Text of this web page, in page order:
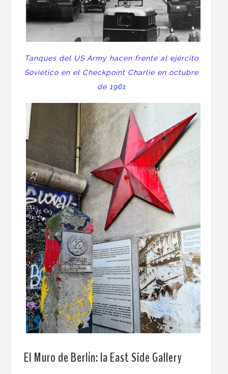
Tanques del US Army hacen frente al ejército
Soviético en el Checkpoint Charlie en octubre
de 1961
El Muro de Berlín: la East Side Gallery